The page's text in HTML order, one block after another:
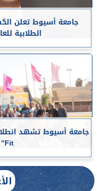
جامعة أسيوط تعلن
الطلابية للعام
Fit” بالتعاون مع...